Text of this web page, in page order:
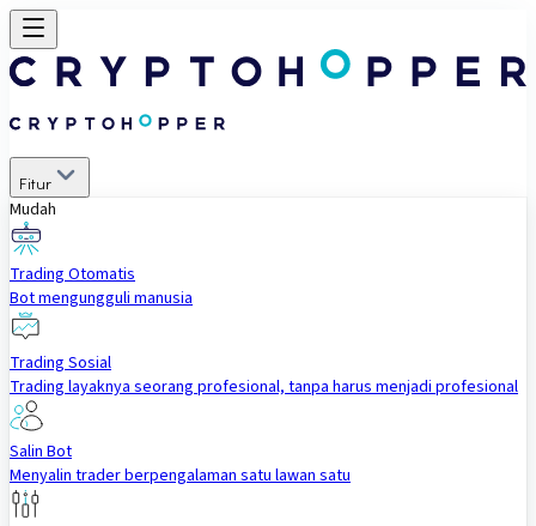
Fitur
Mudah
Trading Otomatis
Bot mengungguli manusia
Trading Sosial
Trading layaknya seorang profesional, tanpa harus menjadi profesional
Salin Bot
Menyalin trader berpengalaman satu lawan satu